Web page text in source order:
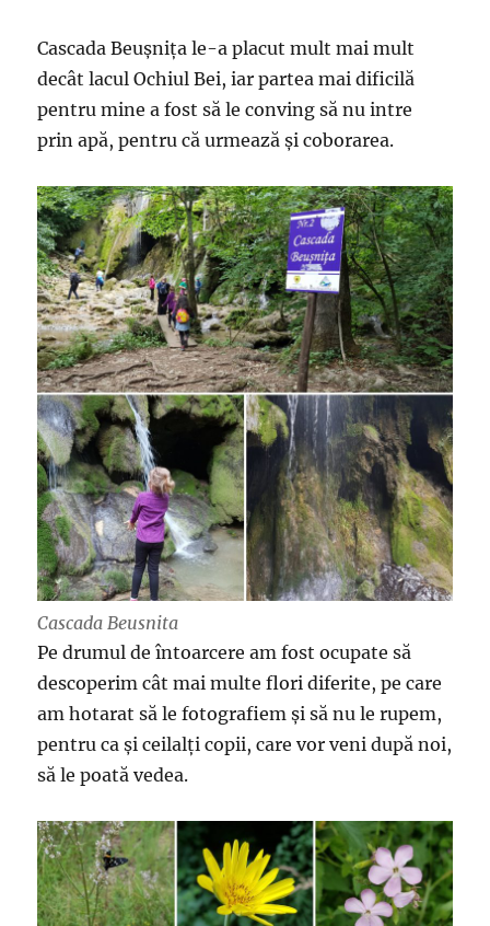
Cascada Beușnița le-a placut mult mai mult
decât lacul Ochiul Bei, iar partea mai dificilă
pentru mine a fost să le conving să nu intre
prin apă, pentru că urmează și coborarea.
Cascada Beusnita
Pe drumul de întoarcere am fost ocupate să
descoperim cât mai multe flori diferite, pe care
am hotarat să le fotografiem și să nu le rupem,
pentru ca și ceilalți copii, care vor veni după noi,
să le poată vedea.